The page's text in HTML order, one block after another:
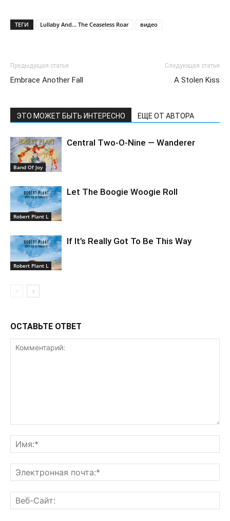
ТЕГИ Lullaby And... The Ceaseless Roar видео
Предыдущая статья
Embrace Another Fall
Следующая статья
A Stolen Kiss
ЭТО МОЖЕТ БЫТЬ ИНТЕРЕСНО ЕЩЕ ОТ АВТОРА
Band Of Joy
Central Two-O-Nine — Wanderer
Robert Plant L
Let The Boogie Woogie Roll
Robert Plant L
If It’s Really Got To Be This Way
ОСТАВЬТЕ ОТВЕТ